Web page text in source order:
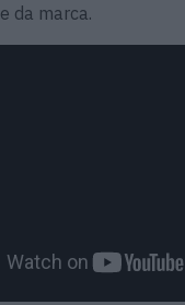
e da marca.